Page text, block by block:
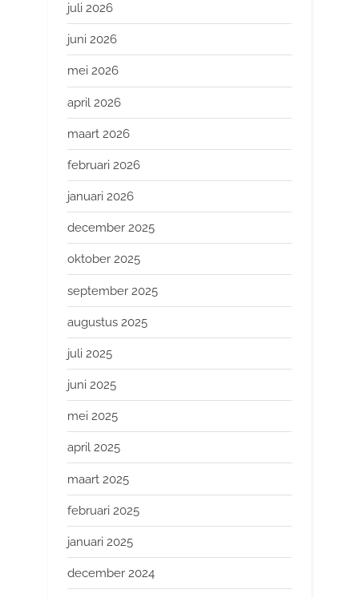
juli 2026
juni 2026
mei 2026
april 2026
maart 2026
februari 2026
januari 2026
december 2025
oktober 2025
september 2025
augustus 2025
juli 2025
juni 2025
mei 2025
april 2025
maart 2025
februari 2025
januari 2025
december 2024